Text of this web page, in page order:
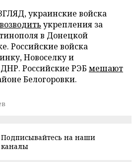
украинские войска
возводить укрепления за
в Донецкой
Российские войска
Новоселку и
Российские РЭБ мешают
Белогоровки.
Подписывайтесь на наши
каналы